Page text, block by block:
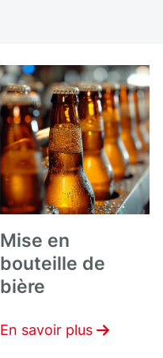
Mise en
bouteille de
bière
En savoir plus